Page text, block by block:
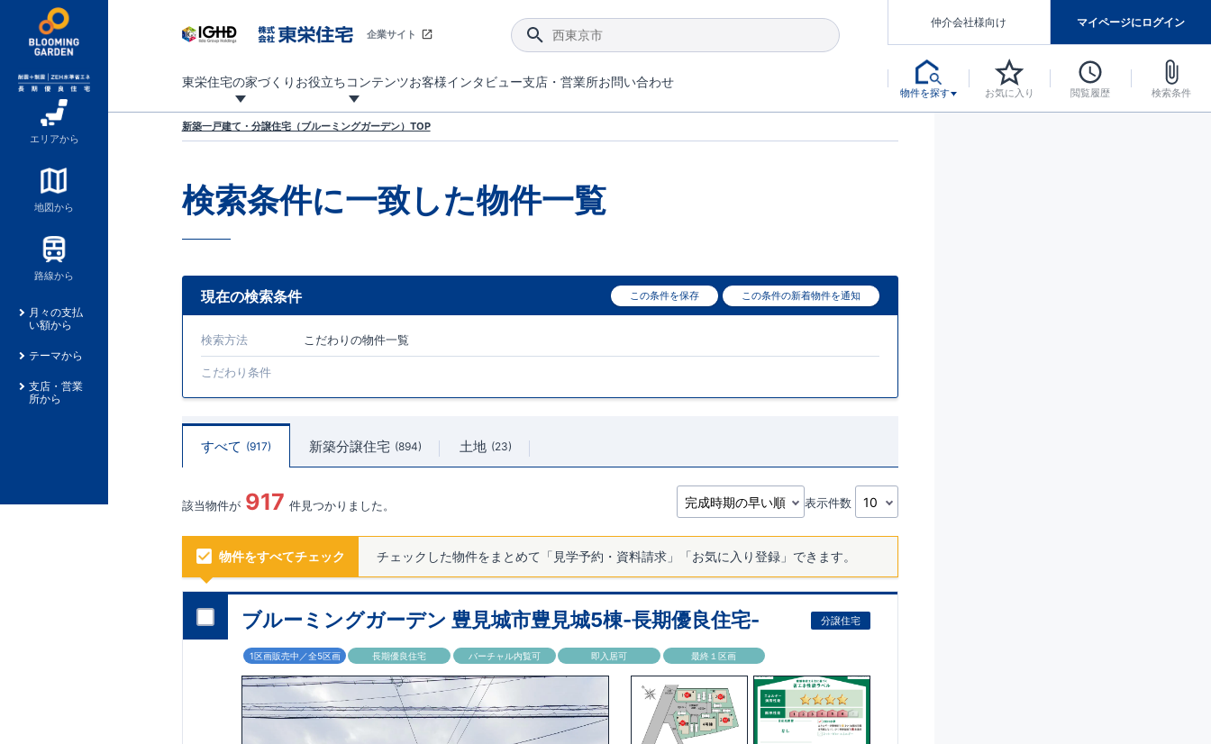
エリアから
地図から
路線から
月々の支払
い額から
テーマから
支店・営業
所から
企業サイト
東栄住宅の家づくり お役立ちコンテンツお客様インタビュー支店・営業所お問い合わせ
仲介会社様向け マイページにログイン
物件を探す お気に入り 閲覧履歴 検索条件
新築一戸建て・分譲住宅（ブルーミングガーデン）TOP
検索条件に一致した物件一覧
現在の検索条件 この条件を保存 この条件の新着物件を通知
検索方法 こだわりの物件一覧
こだわり条件
すべて 917 新築分譲住宅 894 土地 23
該当物件が 917 件見つかりました。 表示件数
物件をすべてチェック チェックした物件をまとめて「見学予約・資料請求」「お気に入り登録」できます。
ブルーミングガーデン 豊見城市豊見城5棟-長期優良住宅- 分譲住宅
1区画販売中／全5区画 長期優良住宅 バーチャル内覧可 即入居可 最終１区画